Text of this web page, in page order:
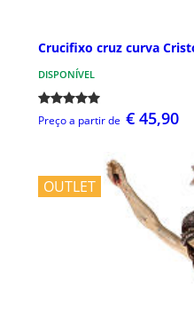
Crucifixo cruz curva
DISPONÍVEL
Preço a partir de € 45,90
OUTLET